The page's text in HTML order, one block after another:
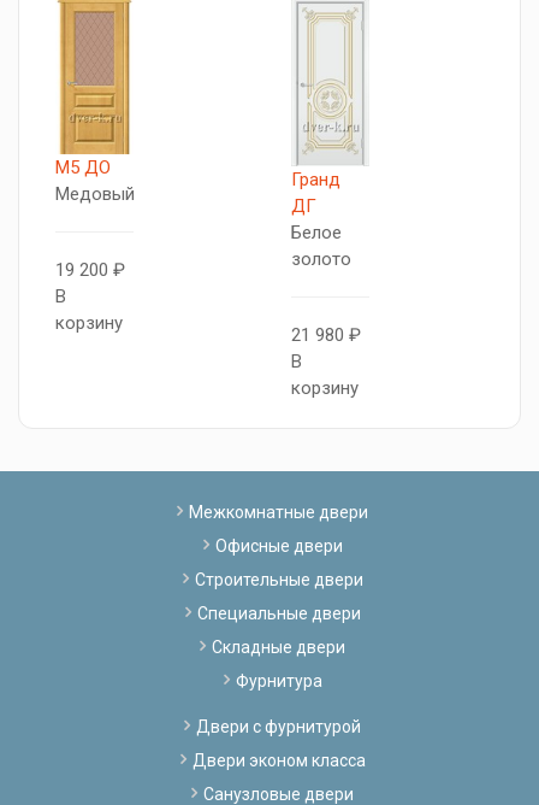
М5 ДО
Медовый
19 200 ₽
В
корзину
Гранд
ДГ
Белое
золото
21 980 ₽
В
корзину
Межкомнатные двери
Офисные двери
Строительные двери
Специальные двери
Складные двери
Фурнитура
Двери с фурнитурой
Двери эконом класса
Санузловые двери